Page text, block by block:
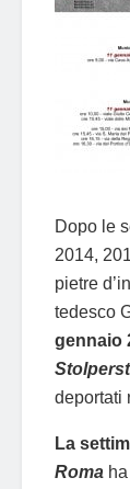
Dopo le
2014,
pietre
tedesco
gennaio
deportati
La
Roma ha